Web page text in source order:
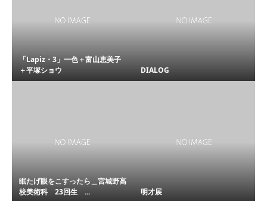
「Lapiz・3」一色＋富山恵美子
＋平塚ショウ
DIALOG
眠たげ眼をこすったら＿宮城野高
校美術科 23回生 ...
明才展